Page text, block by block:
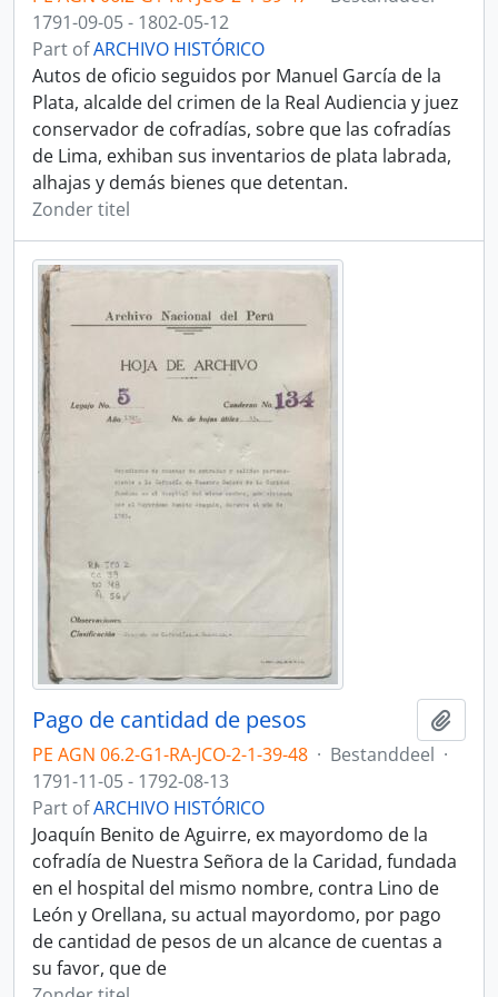
1791-09-05 - 1802-05-12
Part ofARCHIVO HISTÓRICO
Autos de oficio seguidos por Manuel García de la
Plata, alcalde del crimen de la Real Audiencia y juez
conservador de cofradías, sobre que las cofradías
de Lima, exhiban sus inventarios de plata labrada,
alhajas y demás bienes que detentan.
Zonder titel
Pago de cantidad de pesos
PE AGN 06.2-G1-RA-JCO-2-1-39-48 · Bestanddeel ·
1791-11-05 - 1792-08-13
Part ofARCHIVO HISTÓRICO
Joaquín Benito de Aguirre, ex mayordomo de la
cofradía de Nuestra Señora de la Caridad, fundada
en el hospital del mismo nombre, contra Lino de
León y Orellana, su actual mayordomo, por pago
de cantidad de pesos de un alcance de cuentas a
su favor, que de